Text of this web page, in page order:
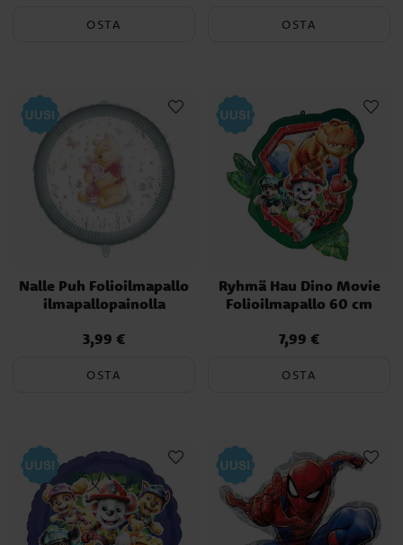
OSTA OSTA
Nalle Puh Folioilmapallo
ilmapallopainolla
Hinta:3,99 €
3,99 €
OSTA
Ryhmä Hau Dino Movie
Folioilmapallo 60 cm
Hinta:7,99 €
7,99 €
OSTA